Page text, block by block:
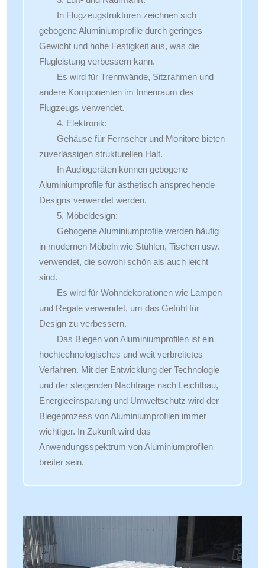
In Flugzeugstrukturen zeichnen sich
gebogene Aluminiumprofile durch geringes
Gewicht und hohe Festigkeit aus, was die
Flugleistung verbessern kann.
Es wird für Trennwände, Sitzrahmen und
andere Komponenten im Innenraum des
Flugzeugs verwendet.
4. Elektronik:
Gehäuse für Fernseher und Monitore bieten
zuverlässigen strukturellen Halt.
In Audiogeräten können gebogene
Aluminiumprofile für ästhetisch ansprechende
Designs verwendet werden.
5. Möbeldesign:
Gebogene Aluminiumprofile werden häufig
in modernen Möbeln wie Stühlen, Tischen usw.
verwendet, die sowohl schön als auch leicht
sind.
Es wird für Wohndekorationen wie Lampen
und Regale verwendet, um das Gefühl für
Design zu verbessern.
Das Biegen von Aluminiumprofilen ist ein
hochtechnologisches und weit verbreitetes
Verfahren. Mit der Entwicklung der Technologie
und der steigenden Nachfrage nach Leichtbau,
Energieeinsparung und Umweltschutz wird der
Biegeprozess von Aluminiumprofilen immer
wichtiger. In Zukunft wird das
Anwendungsspektrum von Aluminiumprofilen
breiter sein.